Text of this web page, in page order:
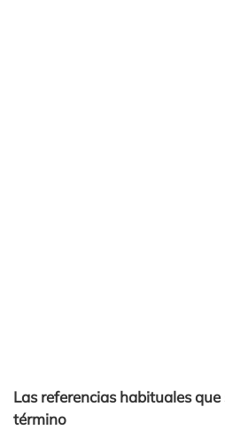
Las referencias habituales
término